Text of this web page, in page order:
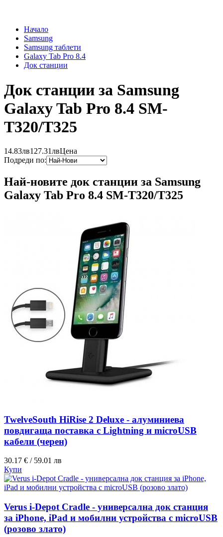
Начало
Samsung
Samsung таблети
Galaxy Tab Pro 8.4
Док станции
Док станции за Samsung
Galaxy Tab Pro 8.4 SM-
T320/T325
14.83лв127.31лвЦена
Подреди по:
Най-новите док станции за Samsung
Galaxy Tab Pro 8.4 SM-T320/T325
TwelveSouth HiRise 2 Deluxe - алуминиева
повдигаща поставка с Lightning и microUSB
кабели (черен)
30.17 € / 59.01 лв
Купи
Verus i-Depot Cradle - универсална док станция
за iPhone, iPad и мобилни устройства с microUSB
(розово злато)